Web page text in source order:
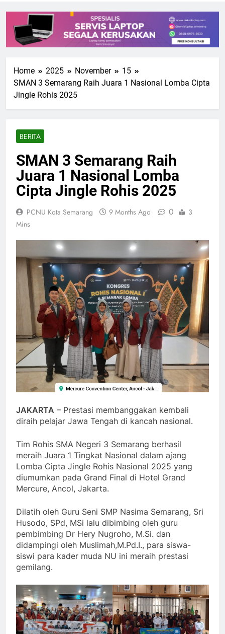
Home 2025 November
15
SMAN 3 Semarang Raih Juara 1 Nasional Lomba Cipta
Jingle Rohis 2025
BERITA
SMAN 3 Semarang Raih
Juara 1 Nasional Lomba
Cipta Jingle Rohis 2025
PCNU Kota Semarang 9 Months Ago 0
3
Mins
JAKARTA – Prestasi membanggakan kembali
diraih pelajar Jawa Tengah di kancah nasional.
Tim Rohis SMA Negeri 3 Semarang berhasil
meraih Juara 1 Tingkat Nasional dalam ajang
Lomba Cipta Jingle Rohis Nasional 2025 yang
diumumkan pada Grand Final di Hotel Grand
Mercure, Ancol, Jakarta.
Dilatih oleh Guru Seni SMP Nasima Semarang, Sri
Husodo, SPd, MSi lalu dibimbing oleh guru
pembimbing Dr Hery Nugroho, M.Si. dan
didampingi oleh Muslimah,M.Pd.I., para siswa-
siswi para kader muda NU ini meraih prestasi
gemilang.